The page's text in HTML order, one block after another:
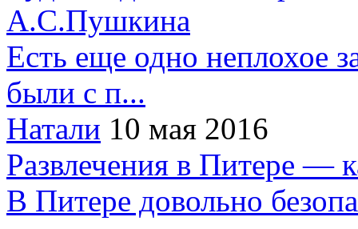
А.С.Пушкина
Есть еще одно неплохое
были с п...
Натали 10 мая 2016
Развлечения в Питере —
В Питере довольно